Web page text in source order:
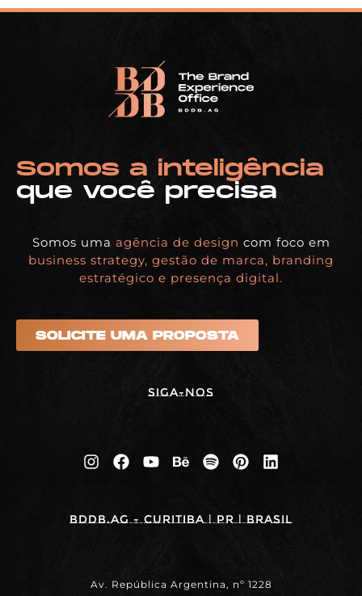
Somos a inteligência
que você precisa
Somos uma agência de design com foco em
business strategy, gestão de marca, branding
estratégico e presença digital.
SOLICITE UMA PROPOSTA
Siga-nos
BDDB.ag - Curitiba | PR | BRASIL
Av. República Argentina, nº 1228